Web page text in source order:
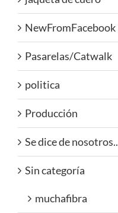
NewFromFacebook
Pasarelas/Catwalk
politica
Producción
Se dice de nosotros..
Sin categoría
muchafibra